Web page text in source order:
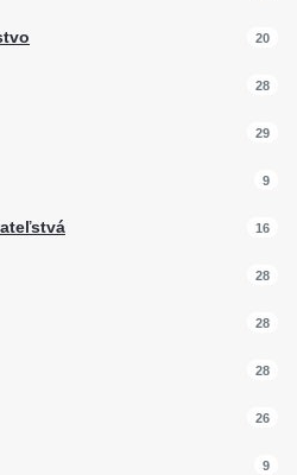
20
28
29
9
16
28
28
28
26
9